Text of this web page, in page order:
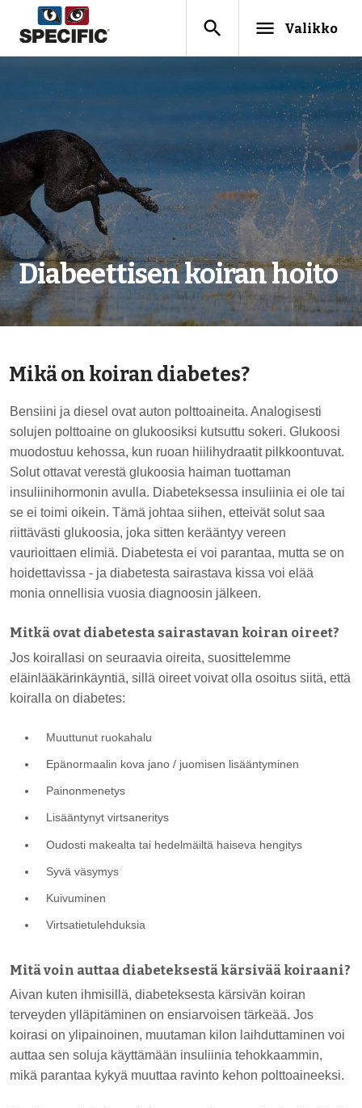
search menu Valikko
Diabeettisen koiran hoito
Mikä on koiran diabetes?
Bensiini ja diesel ovat auton polttoaineita. Analogisesti
solujen polttoaine on glukoosiksi kutsuttu sokeri. Glukoosi
muodostuu kehossa, kun ruoan hiilihydraatit pilkkoontuvat.
Solut ottavat verestä glukoosia haiman tuottaman
insuliinihormonin avulla. Diabeteksessa insuliinia ei ole tai
se ei toimi oikein. Tämä johtaa siihen, etteivät solut saa
riittävästi glukoosia, joka sitten kerääntyy vereen
vaurioittaen elimiä. Diabetesta ei voi parantaa, mutta se on
hoidettavissa - ja diabetesta sairastava kissa voi elää
monia onnellisia vuosia diagnoosin jälkeen.
Mitkä ovat diabetesta sairastavan koiran oireet?
Jos koirallasi on seuraavia oireita, suosittelemme
eläinlääkärinkäyntiä, sillä oireet voivat olla osoitus siitä, että
koiralla on diabetes:
Muuttunut ruokahalu
Epänormaalin kova jano / juomisen lisääntyminen
Painonmenetys
Lisääntynyt virtsaneritys
Oudosti makealta tai hedelmäiltä haiseva hengitys
Syvä väsymys
Kuivuminen
Virtsatietulehduksia
Mitä voin auttaa diabeteksestä kärsivää koiraani?
Aivan kuten ihmisillä, diabeteksesta kärsivän koiran
terveyden ylläpitäminen on ensiarvoisen tärkeää. Jos
koirasi on ylipainoinen, muutaman kilon laihduttaminen voi
auttaa sen soluja käyttämään insuliinia tehokkaammin,
mikä parantaa kykyä muuttaa ravinto kehon polttoaineeksi.